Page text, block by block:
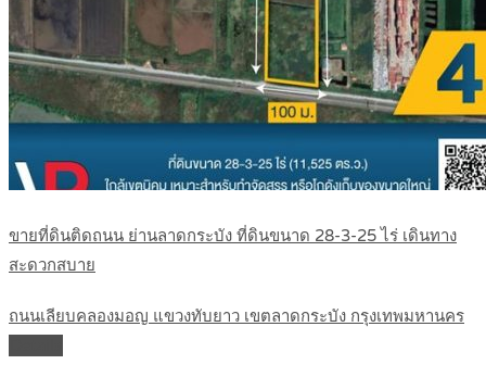
ขายที่ดินติดถนน ย่านลาดกระบัง ที่ดินขนาด 28-3-25 ไร่ เดินทาง
สะดวกสบาย
ถนนเลียบคลองมอญ แขวงทับยาว เขตลาดกระบัง กรุงเทพมหานคร